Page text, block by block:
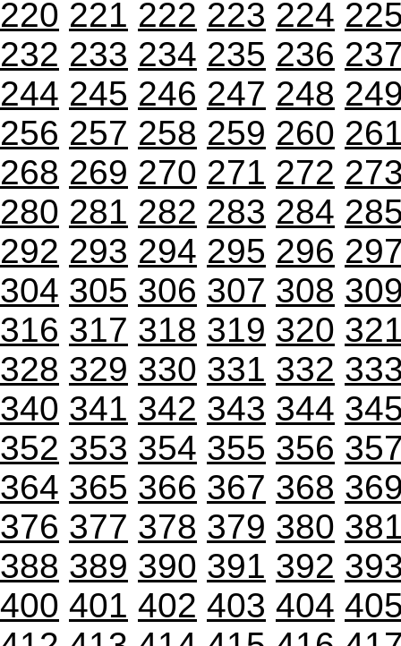
220 221 222 223 224
232 233 234 235 236
244 245 246 247 248
256 257 258 259 260
268 269 270 271 272
280 281 282 283 284
292 293 294 295 296
304 305 306 307 308
316 317 318 319 320
328 329 330 331 332
340 341 342 343 344
352 353 354 355 356
364 365 366 367 368
376 377 378 379 380
388 389 390 391 392
400 401 402 403 404